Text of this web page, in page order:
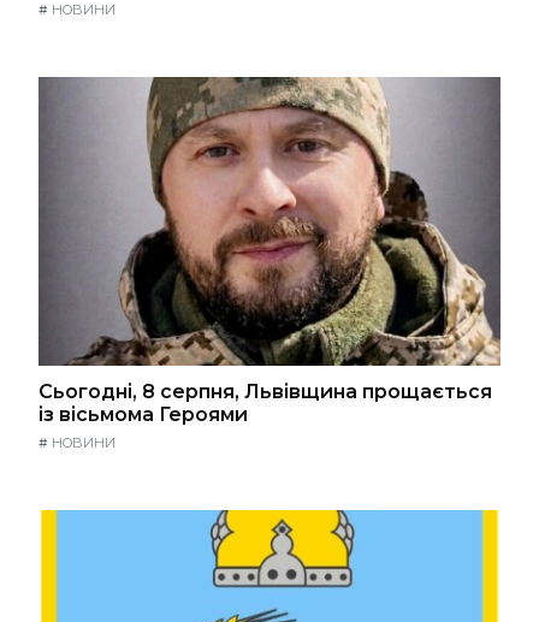
# НОВИНИ
Сьогодні, 8 серпня, Львівщина прощається
із вісьмома Героями
# НОВИНИ